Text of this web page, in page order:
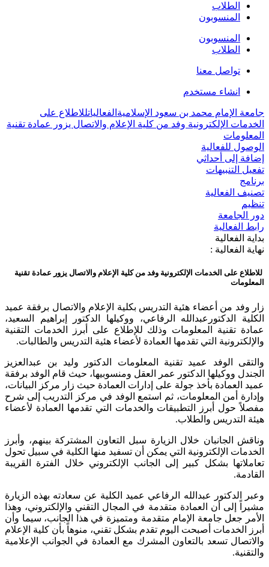
الطلاب
المنسوبون
المنسوبون
الطلاب
تواصل معنا
انشاء مستخدم
جامعة الإمام محمد بن سعود الإسلامية الفعالياتللاطلاع على
الخدمات الإلكترونية وفد من كلية الإعلام والاتصال يزور عمادة تقنية
المعلومات
الوصول للفعالية
إضافة إلى أحداثي
تفعيل التنبيهات
برنامج
تصنيف الفعالية
تنظيم
دور الجامعة
رابط الفعالية
بداية الفعالية
نهاية الفعالية :
للاطلاع على الخدمات الإلكترونية وفد من كلية الإعلام والاتصال يزور عمادة تقنية
المعلومات
زار وفد من أعضاء هئية التدريس بكلية الإعلام والاتصال برفقة عميد
الكلية الدكتورعبدالله الرفاعي، ووكيلها الدكتور إبراهيم السعيد،
عمادة تقنية المعلومات وذلك للإطلاع على أبرز الخدمات التقنية
والإلكترونية التي تقدمها العمادة لأعضاء هئية التدريس والطالبات.
والتقى الوفد عميد تقنية المعلومات الدكتور وليد بن عبدالعزيز
الجندل ووكيلها الدكتور عمر العقل ومنسوبيها، حيث قام الوفد برفقة
عميد العمادة بأخذ جولة على إدارات العمادة حيث زار مركز البيانات،
وإدارة أمن المعلومات، ثم استمع الوفد في مركز التدريب إلى شرح
مفصلاً حول أبرز التطبيقات والخدمات التي تقدمها العمادة لأعضاء
هيئة التدريس والطلاب.
وناقش الجانبان خلال الزيارة سبل التعاون المشتركة بينهم، وأبرز
الخدمات الإلكترونية التي يمكن أن تسفيد منها الكلية في سبيل تحول
تعاملاتها بشكل كبير إلى الجانب الإلكتروني خلال الفترة القريبة
القادمة.
وعبر الدكتور عبدالله الرفاعي عميد الكلية عن سعادته بهذه الزيارة
مشيراً إلى أن العمادة متقدمة في المجال التقني والإلكتروني، وهذا
الأمر جعل جامعة الإمام متقدمة ومتميزة في هذا الجانب، سيما وأن
أبرز الخدمات أصبحت اليوم تقدم بشكل تقني، منوهاً بأن كلية الإعلام
والاتصال تسعد بالتعاون المشرك مع العمادة في الجوانب الإعلامية
والتقنية.